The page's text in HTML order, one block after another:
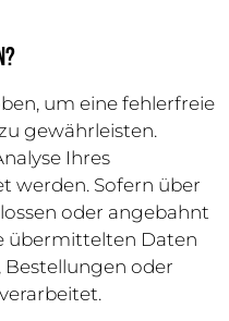
um eine fehlerfreie
gewährleisten.
Ihres
werden. Sofern über
oder angebahnt
übermittelten Daten
oder